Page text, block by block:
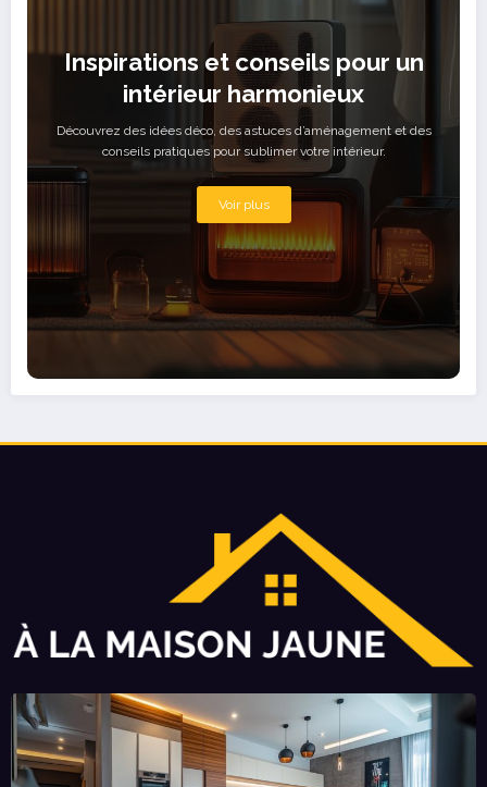
Inspirations et conseils pour un
intérieur harmonieux
Découvrez des idées déco, des astuces d’aménagement et des
conseils pratiques pour sublimer votre intérieur.
Voir plus